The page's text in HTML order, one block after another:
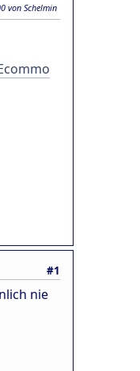
von Schelmin
#1
nie